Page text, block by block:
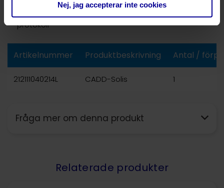
Nej, jag accepterar inte cookies
protokoll
Artikelnummer Produktbeskrivning Antal /
212111040214L CADD-Solis 1
Fråga mer om denna produkt
Relaterade produkter